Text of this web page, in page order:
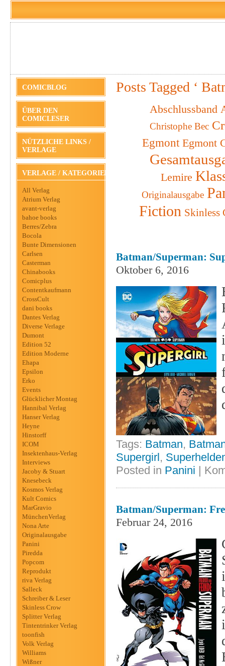
COMICBLOG
ÜBER DEN
COMICLESER
NÜTZLICHE LINKS /
VERLAGE
VERLAGE / KATEGORIEN
All Verlag
Atrium Verlag
avant-verlag
bahoe books
Berres/Zebra
Bocola
Bunte Dimensionen
Carlsen
Casterman
Chinabooks
Comicplus
Contentkaufmann
CrossCult
dani books
Dantes Verlag
Diverse Verlage
Dumont
Edition 52
Edition Moderne
Ehapa
Epsilon
Erko
Events
Glücklicher Montag
Hannibal Verlag
Hanser Verlag
Heyne
Hinstorff
ICOM
Insektenhaus-Verlag
Interviews
Jacoby & Stuart
Knesebeck
Kosmos Verlag
Kult Comics
MarGravio
MünchenVerlag
Nona Arte
Originalausgabe
Panini
Piredda
Popcom
Reprodukt
riva Verlag
Salleck
Schreiber & Leser
Skinless Crow
Splitter Verlag
Tintentrinker Verlag
toonfish
Volk Verlag
Williams
Wißner
Posts Tagged ‘
Abschlussband
Christophe Bec
Egmont Egmont
Lemire
Originalausgabe
Fiction Skinless
Batman/Superman:
Oktober 6, 2016
Tags: Batman,
Supergirl ,
Posted in Panini
Batman/Superman:
Februar 24, 2016